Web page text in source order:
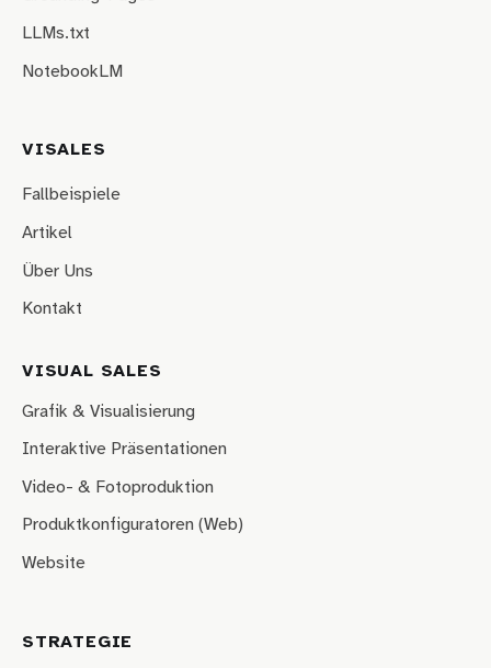
LLMs.txt
NotebookLM
VISALES
Fallbeispiele
Artikel
Über Uns
Kontakt
VISUAL SALES
Grafik & Visualisierung
Interaktive Präsentationen
Video- & Fotoproduktion
Produktkonfiguratoren (Web)
Website
STRATEGIE